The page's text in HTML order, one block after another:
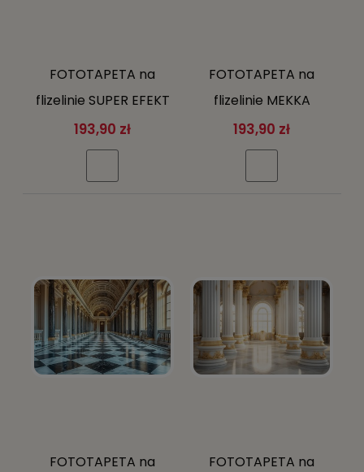
FOTOTAPETA na
flizelinie SUPER EFEKT
3D schody + klej
gratis
193,90 zł
FOTOTAPETA na
flizelinie MEKKA
pielgrzymi Arabia +
klej gratis
193,90 zł
FOTOTAPETA na
FOTOTAPETA na